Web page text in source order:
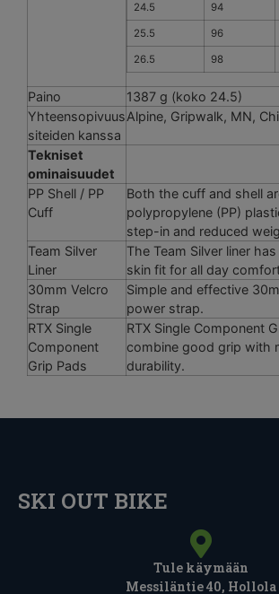
24.5 94
25.5 96
26.5 98
Paino
1387 g (koko 24.5)
Yhteensopivuus
siteiden kanssa
Alpine, Gripwalk, MN,
Tekniset
ominaisuudet
PP Shell / PP
Cuff
Both the cuff and shell
polypropylene (PP)
step-in and reduced
Team Silver
Liner
The Team Silver liner
skin fit for all day
30mm Velcro
Strap
Simple and effective
power strap.
RTX Single
Component
Grip Pads
RTX Single Component
combine good grip with
durability.
SKI OUT BIKE
Tule käymään
Messiläntie 40, Hollola